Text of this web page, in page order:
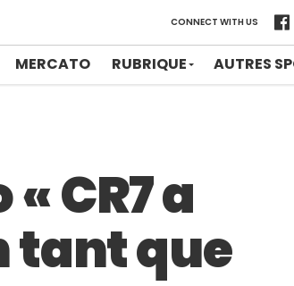
CONNECT WITH US
MERCATO RUBRIQUE AUTRES
CR7 a
tant que